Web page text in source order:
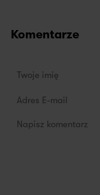
Komentarze